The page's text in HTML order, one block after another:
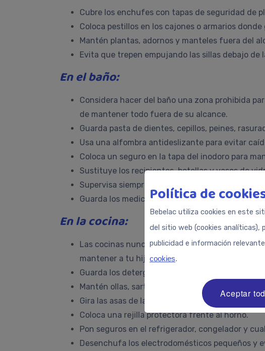
Cubre los enchufes con tapas de seguridad de
Coloca pestillos en los cajones o armarios
Mantén plantas, adornos y manteles fuera del
Evita que trepen empujando las sillas debajo de
En el baño:
Considera hacer del baño una zona prohibida
de mantener todo fuera de su alcance.
Guarda pasta de dientes, cepillos, peines,
Usa una alfombra antideslizante para evitar
Coloca un seguro en la tapa del inodoro para
Sustituye los recipientes, botellas y vasos de
Supervisa siempre a tu hijo en el baño y
Guarda los medicamentos en un armario al que
En la cocina:
Las cocinas nunca son lugares completamente
mantener a tu hijo en una zona segura.
Guarda los detergentes y productos de limpieza
Mantén ollas, sartenes y utensilios lejos del
Gira las asas de las ollas hacia la parte trasera
Coloca una rejilla protectora frente al horno.
Pon seguros en el refrigerador, congelador y
Desenchufa los electrodomésticos pequeños y
Política de
Bebelac utiliza cookies en este
del sitio web (cookies analíticas),
publicidad e información
cookies.
Aceptar